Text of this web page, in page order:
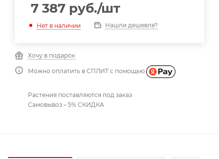
7 387 руб./шт
Нет в наличии Нашли дешевле?
Хочу в подарок
Можно оплатить в СПЛИТ с помощью
Растения поставляются под заказ
Самовывоз – 5% СКИДКА